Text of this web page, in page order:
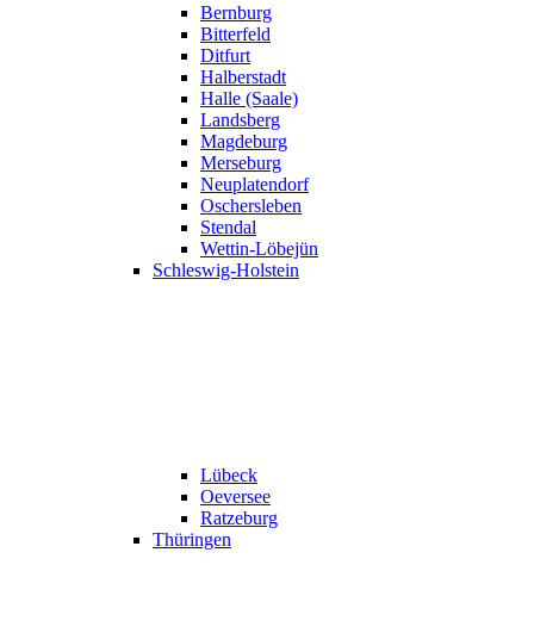
Bernburg
Bitterfeld
Ditfurt
Halberstadt
Halle (Saale)
Landsberg
Magdeburg
Merseburg
Neuplatendorf
Oschersleben
Stendal
Wettin-Löbejün
Schleswig-Holstein
Lübeck
Oeversee
Ratzeburg
Thüringen